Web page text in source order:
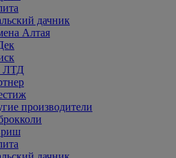
дачник
Алтая
ЛТД
производители